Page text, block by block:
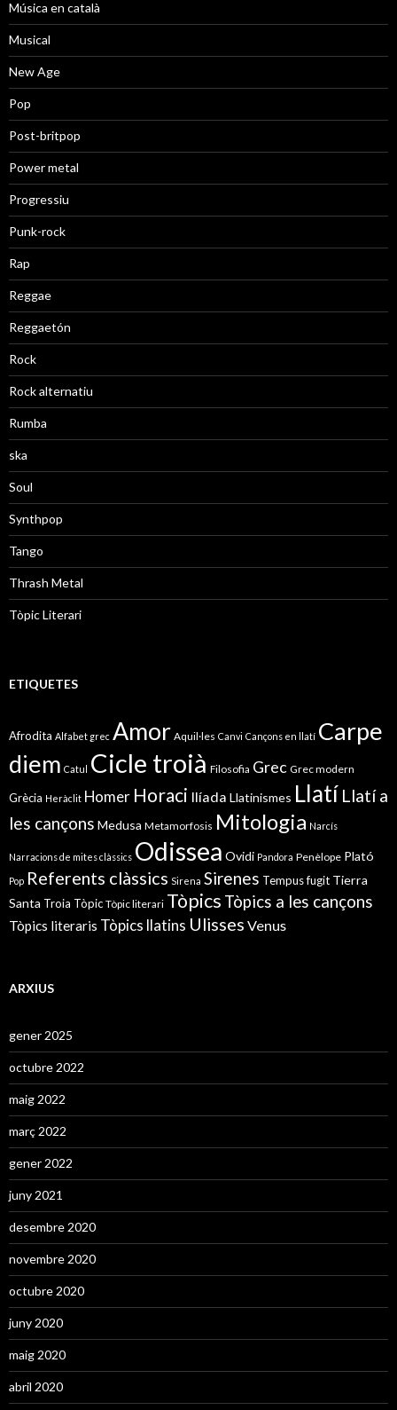
Música en català
Musical
New Age
Pop
Post-britpop
Power metal
Progressiu
Punk-rock
Rap
Reggae
Reggaetón
Rock
Rock alternatiu
Rumba
ska
Soul
Synthpop
Tango
Thrash Metal
Tòpic Literari
ETIQUETES
Afrodita Alfabet grec Amor Aquil·les Canvi Cançons en llatí Carpe
diem Catul Cicle troià Filosofia Grec Grec modern
Grècia Heràclit Homer Horaci Ilíada Llatinismes Llatí Llatí a
les cançons Medusa Metamorfosis Mitologia Narcís
Narracions de mites clàssics Odissea Ovidi Pandora Penèlope Plató
Pop Referents clàssics Sirena Sirenes Tempus fugit Tierra
Santa Troia Tòpic Tòpic literari Tòpics Tòpics a les cançons
Tòpics literaris Tòpics llatins Ulisses Venus
ARXIUS
gener 2025
octubre 2022
maig 2022
març 2022
gener 2022
juny 2021
desembre 2020
novembre 2020
octubre 2020
juny 2020
maig 2020
abril 2020